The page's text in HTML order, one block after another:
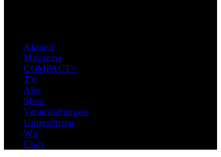
Aktuell
Magazine
COMPACT+
TV
Abo
Shop
Veranstaltungen
Unterstützen
Wir
Club